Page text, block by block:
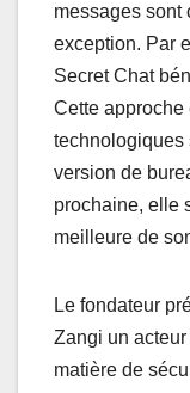
messages sont
exception. Par
Secret Chat
Cette
technologiques
version de
prochaine, elle
meilleure de
Le fondateur
Zangi un
matière de